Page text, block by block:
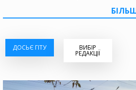
ДОСЬЄ ГІТУ ВИБІР
РЕДАКЦІЇ